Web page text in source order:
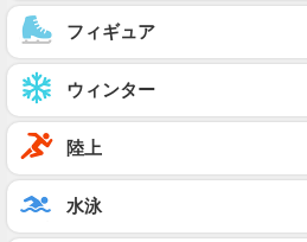
フィギュア
ウィンター
陸上
水泳